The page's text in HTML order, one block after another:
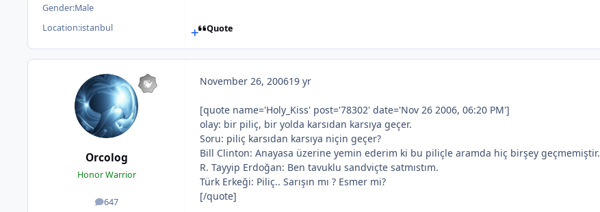
Gender:Male
Location:istanbul Quote
Orcolog
Honor Warrior
647
posts
November 26, 200619 yr
[quote name='Holy_Kiss' post='78302' date='Nov 26 2006, 06:20 PM']
olay: bir piliç, bir yolda karsıdan karsıya geçer.
Soru: piliç karsıdan karsıya niçin geçer?
Bill Clinton: Anayasa üzerine yemin ederim ki bu piliçle aramda hiç birşey geçmemiştir.
R. Tayyip Erdoğan: Ben tavuklu sandviçte satmıstım.
Türk Erkeği: Piliç.. Sarışın mı ? Esmer mi?
[/quote]